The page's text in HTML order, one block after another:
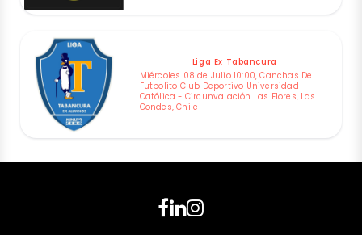
Liga Ex Tabancura
Miércoles 08 de Julio 10:00, Canchas De
Futbolito Club Deportivo Universidad
Católica - Circunvalación Las Flores, Las
Condes, Chile